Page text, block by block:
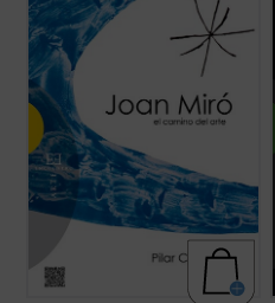
totalmente diferente: desde los principios
creativos que rigen su obra. Sirviéndose de
un lenguaje preciso y claro no sólo nos da ...
(ver ficha)